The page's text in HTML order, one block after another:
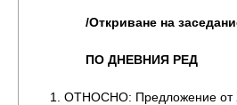
/Откриване на
ПО ДНЕВНИЯ РЕД
1. ОТНОСНО: Предложение от